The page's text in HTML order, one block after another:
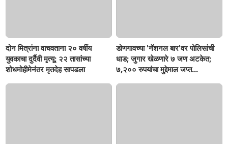
दोन मित्रांना वाचवताना २० वर्षीय
युवकाचा दुर्दैवी मृत्यू; २२ तासांच्या
शोधमोहीमेनंतर मृतदेह सापडला
डोणगावच्या 'नॅशनल बार'वर पोलिसांची
धाड; जुगार खेळणारे ७ जण अटकेत;
७,२०० रुपयांचा मुद्देमाल जप्त...